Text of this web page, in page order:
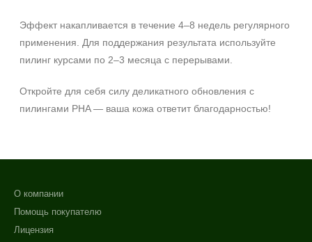
Эффект накапливается в течение 4–8 недель регулярного
применения. Для поддержания результата используйте
пилинг курсами по 2–3 месяца с перерывами.
Откройте для себя силу деликатного обновления с
пилингами PHA — ваша кожа ответит благодарностью!
О компании
Помощь покупателю
Лицензия